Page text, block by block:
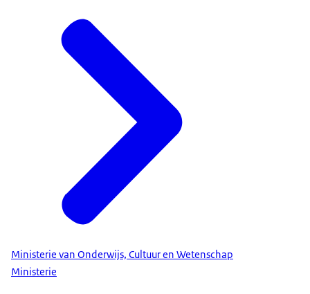
Ministerie van Onderwijs, Cultuur en Wetenschap
Ministerie